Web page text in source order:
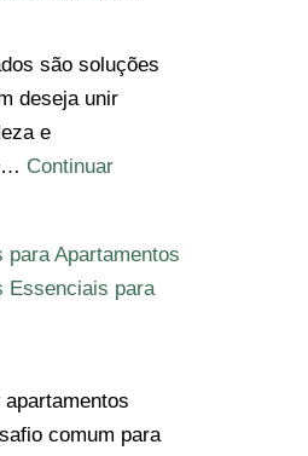
são soluções
deseja unir
e
Continuar
para Apartamentos
Essenciais para
comum para